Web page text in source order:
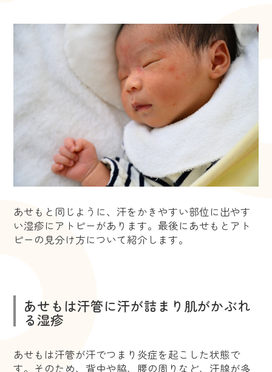
あせもと同じように、汗をかきやすい部位に出やす
い湿疹にアトピーがあります。最後にあせもとアト
ピーの見分け方について紹介します。
あせもは汗管に汗が詰まり肌がかぶれ
る湿疹
あせもは汗管が汗でつまり炎症を起こした状態で
す。そのため、背中や脇、腰の周りなど、汗腺が多